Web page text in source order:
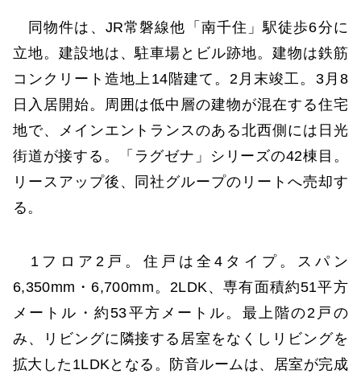
同物件は、JR常磐線他「南千住」駅徒歩6分に
立地。建設地は、駐車場とビル跡地。建物は鉄筋
コンクリート造地上14階建て。2月末竣工。3月8
日入居開始。周囲は低中層の建物が混在する住宅
地で、メインエントランスのある北西側には日光
街道が接する。「ラグゼナ」シリーズの42棟目。
リースアップ後、同社グループのリートへ売却す
る。
1フロア2戸。住戸は全4タイプ。スパン
6,350mm・6,700mm。2LDK、専有面積約51平方
メートル・約53平方メートル。最上階の2戸の
み、リビングに隣接する居室をなくしリビングを
拡大した1LDKとなる。防音ルームは、居室が完成